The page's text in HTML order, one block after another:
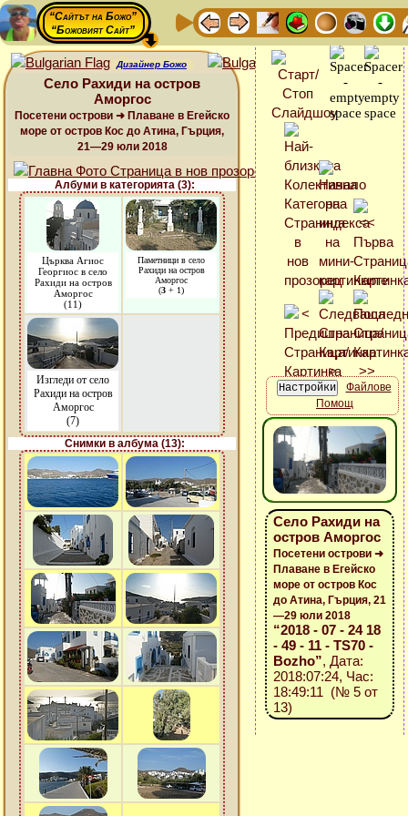
“Сайтът на Божо”
“Божовият Сайт”
Дизайнер Божо
Село Рахиди на остров
Аморгос
Посетени острови ➜ Плаване в Егейско
море от остров Кос до Атина, Гърция,
21—29 юли 2018
Албуми в категорията (3):
Църква Агиос
Георгиос в село
Рахиди на остров
Аморгос
(11)
Паметници в село
Рахиди на остров
Аморгос
(3 + 1)
Изгледи от село
Рахиди на остров
Аморгос
(7)
Снимки в албума (13):
Файлове
Помощ
Село Рахиди на
остров Аморгос
Посетени острови ➜
Плаване в Егейско
море от остров Кос
до Атина, Гърция, 21
—29 юли 2018
“2018 - 07 - 24 18
- 49 - 11 - TS70 -
Bozho”, Дата:
2018:07:24, Час:
18:49:11 (№ 5 от
13)